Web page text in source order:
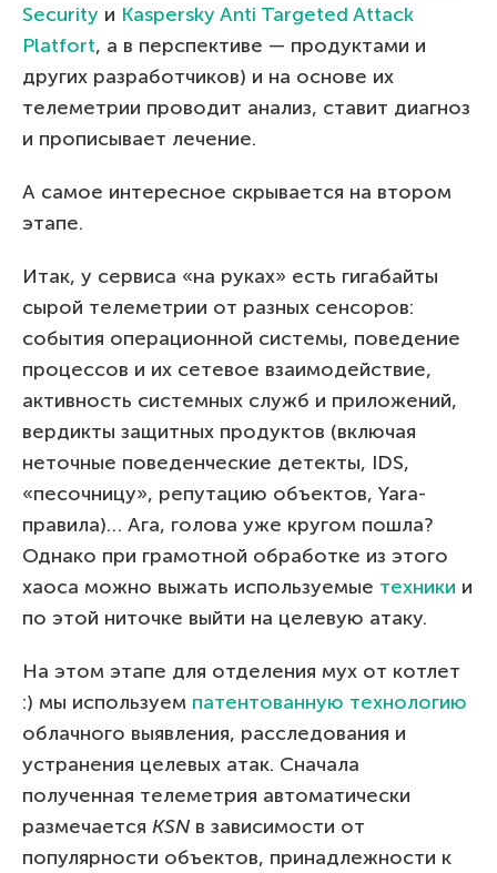
Security и Kaspersky Anti Targeted Attack
Platfort, а в перспективе — продуктами и
других разработчиков) и на основе их
телеметрии проводит анализ, ставит диагноз
и прописывает лечение.
А самое интересное скрывается на втором
этапе.
Итак, у сервиса «на руках» есть гигабайты
сырой телеметрии от разных сенсоров:
события операционной системы, поведение
процессов и их сетевое взаимодействие,
активность системных служб и приложений,
вердикты защитных продуктов (включая
неточные поведенческие детекты, IDS,
«песочницу», репутацию объектов, Yara-
правила)… Ага, голова уже кругом пошла?
Однако при грамотной обработке из этого
хаоса можно выжать используемые техники и
по этой ниточке выйти на целевую атаку.
На этом этапе для отделения мух от котлет
:) мы используем патентованную технологию
облачного выявления, расследования и
устранения целевых атак. Сначала
полученная телеметрия автоматически
размечается KSN в зависимости от
популярности объектов, принадлежности к